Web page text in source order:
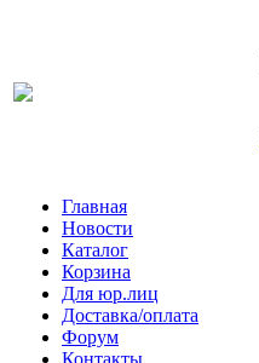
Главная
Новости
Каталог
Корзина
Для юр.лиц
Доставка/оплата
Форум
Контакты